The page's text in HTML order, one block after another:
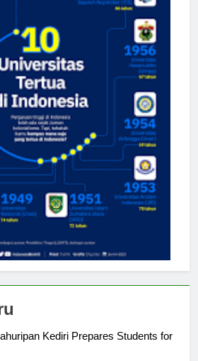
Kediri Prepares Students for